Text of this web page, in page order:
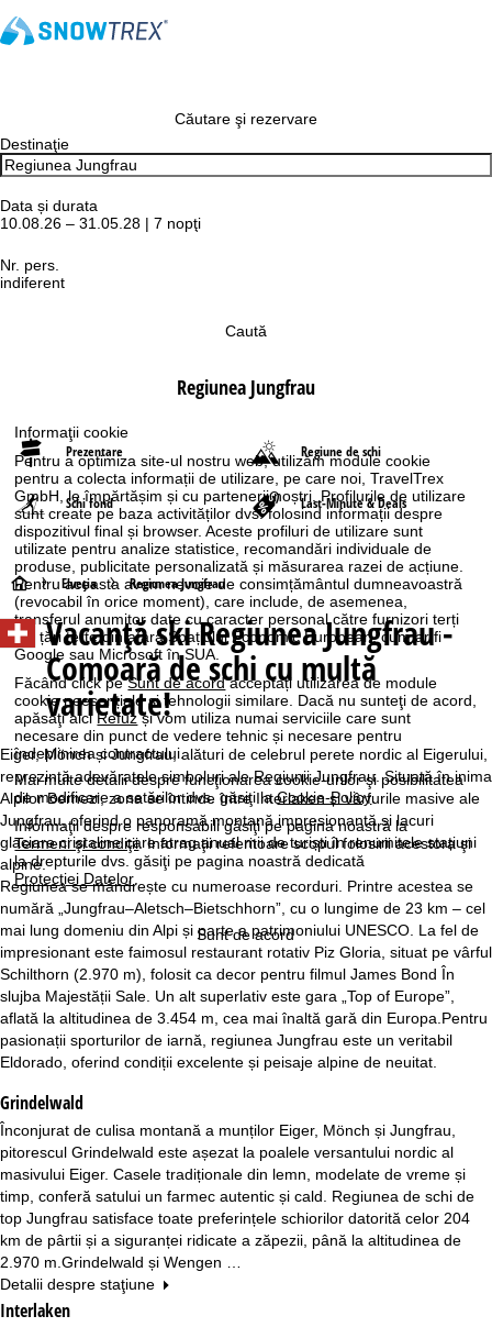
Informaţii cookie
Pentru a optimiza site-ul nostru web, utilizăm module cookie
pentru a colecta informații de utilizare, pe care noi, TravelTrex
GmbH, le împărtășim și cu partenerii noștri. Profilurile de utilizare
sunt create pe baza activităților dvs. folosind informații despre
dispozitivul final și browser. Aceste profiluri de utilizare sunt
utilizate pentru analize statistice, recomandări individuale de
produse, publicitate personalizată și măsurarea razei de acțiune.
Pentru aceasta avem nevoie de consimțământul dumneavoastră
(revocabil în orice moment), care include, de asemenea,
transferul anumitor date cu caracter personal către furnizori terți
din țări terțe din afara Spațiului Economic European, cum ar fi
Google sau Microsoft în SUA.
Făcând click peSunt de acordacceptați utilizarea de module
cookie neesențiale și tehnologii similare. Dacă nu sunteţi de acord,
apăsaţi aiciRefuzși vom utiliza numai serviciile care sunt
necesare din punct de vedere tehnic și necesare pentru
îndeplinirea contractului.
Mai multe detalii despre funcţionarea cookie-urilor şi posibilitatea
de modificare a setărilor dvs. găsiţi laCookie-Policy.
Informaţii despre responsabili găsiţi pe pagina noastră la
Termeni şi condiţii. Informaţii referitoare scopul folosirii acestora şi
la drepturile dvs. găsiţi pe pagina noastră dedicată
Protecţiei Datelor
Sunt de acord
Căutare şi rezervare
Destinaţie
Data și durata
10.08.26 – 31.05.28 | 7 nopţi
Nr. pers.
indiferent
Caută
Regiunea Jungfrau
Prezentare Regiune de schi
Schi fond Last-Minute & Deals
A
c
s
ă
Elveţia Regiunea Jungfrau
Vacanță ski Regiunea Jungfrau -
Comoară de schi cu multă
varietate!
Eiger, Mönch și Jungfrau, alături de celebrul perete nordic al Eigerului,
reprezintă adevăratele simboluri ale Regiunii Jungfrau. Situată în inima
Alpilor Bernezi, zona se întinde între Interlaken și vârfurile masive ale
Jungfrau, oferind o panoramă montană impresionantă și lacuri
glaciare cristaline care atrag anual mii de turiști în renumitele stațiuni
alpine.
Regiunea se mândrește cu numeroase recorduri. Printre acestea se
numără „Jungfrau–Aletsch–Bietschhorn”, cu o lungime de 23 km – cel
mai lung domeniu din Alpi și parte a patrimoniului UNESCO. La fel de
impresionant este faimosul restaurant rotativ Piz Gloria, situat pe vârful
Schilthorn (2.970 m), folosit ca decor pentru filmul James Bond În
slujba Majestății Sale. Un alt superlativ este gara „Top of Europe”,
aflată la altitudinea de 3.454 m, cea mai înaltă gară din Europa.Pentru
pasionații sporturilor de iarnă, regiunea Jungfrau este un veritabil
Eldorado, oferind condiții excelente și peisaje alpine de neuitat.
Grindelwald
Înconjurat de culisa montană a munților Eiger, Mönch și Jungfrau,
pitorescul Grindelwald este așezat la poalele versantului nordic al
masivului Eiger. Casele tradiționale din lemn, modelate de vreme și
timp, conferă satului un farmec autentic și cald. Regiunea de schi de
top Jungfrau satisface toate preferințele schiorilor datorită celor 204
km de pârtii și a siguranței ridicate a zăpezii, până la altitudinea de
2.970 m.Grindelwald și Wengen …
Detalii despre staţiune
Interlaken